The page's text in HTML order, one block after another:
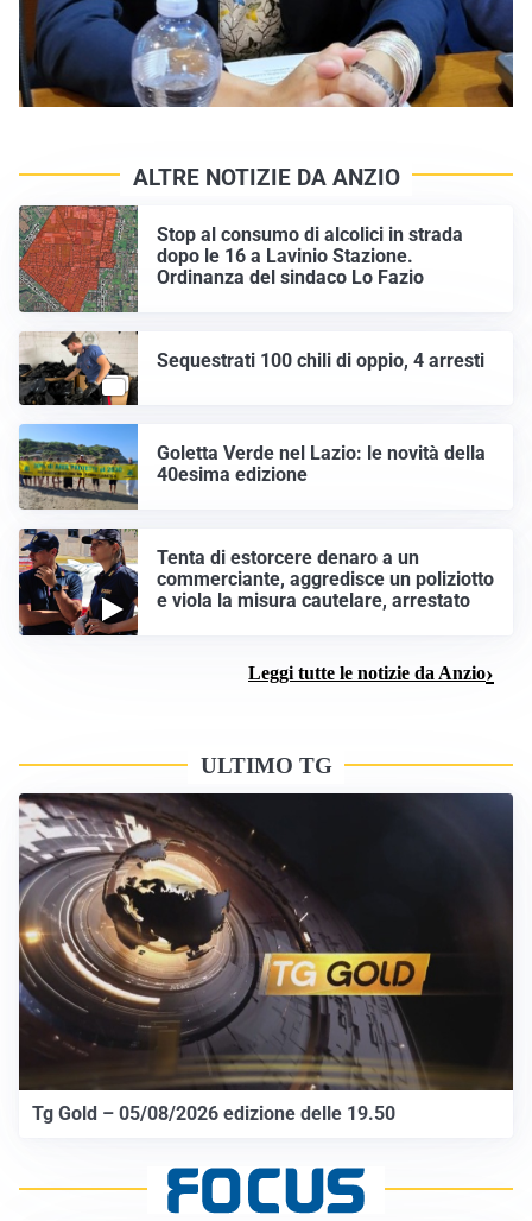
ALTRE NOTIZIE DA ANZIO
Stop al consumo di alcolici in strada
dopo le 16 a Lavinio Stazione.
Ordinanza del sindaco Lo Fazio
Sequestrati 100 chili di oppio, 4 arresti
Goletta Verde nel Lazio: le novità della
40esima edizione
Tenta di estorcere denaro a un
commerciante, aggredisce un poliziotto
e viola la misura cautelare, arrestato
Leggi tutte le notizie da Anzio
ULTIMO TG
Tg Gold – 05/08/2026 edizione delle 19.50